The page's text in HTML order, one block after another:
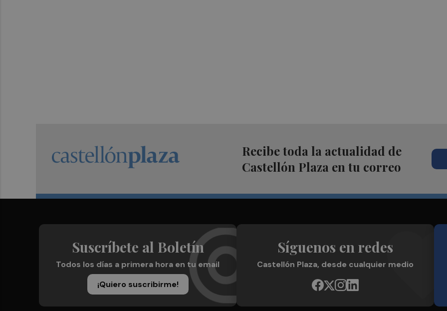
Recibe toda la actualidad de
Castellón Plaza en tu correo
Suscríbete al Boletín
Todos los días a primera hora en tu email
¡Quiero suscribirme!
Síguenos en redes
Castellón Plaza, desde cualquier medio